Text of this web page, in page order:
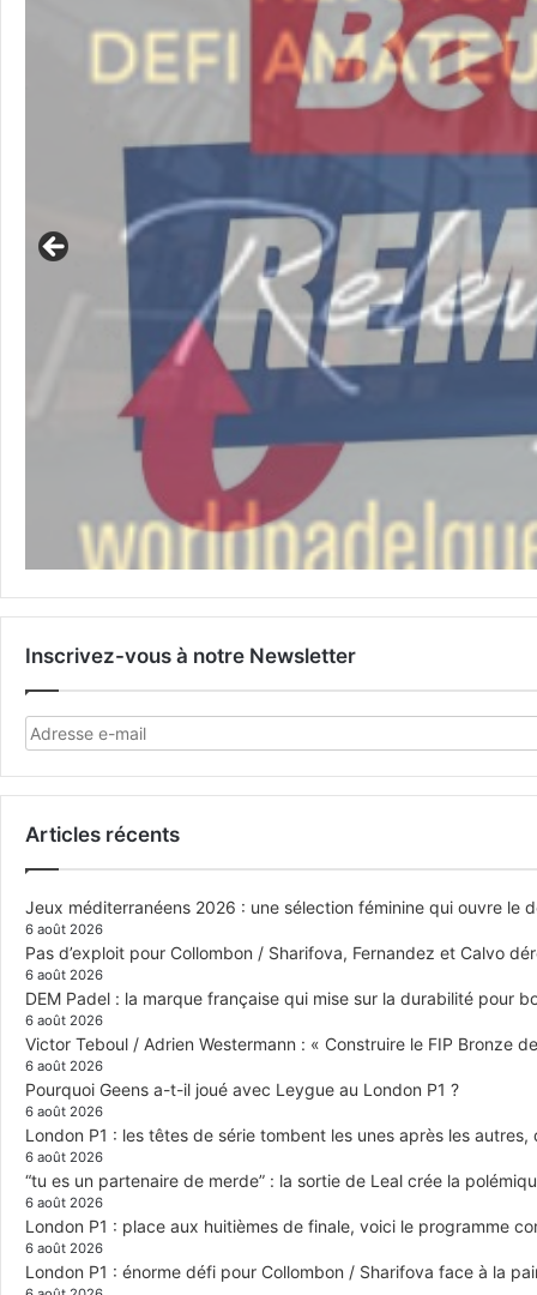
Inscrivez-vous à notre Newsletter
Articles récents
Jeux méditerranéens 2026 : une sélection féminine qui ouvre le
6 août 2026
Pas d’exploit pour Collombon / Sharifova, Fernandez et Calvo
6 août 2026
DEM Padel : la marque française qui mise sur la durabilité pour
6 août 2026
Victor Teboul / Adrien Westermann : « Construire le FIP Bronze
6 août 2026
Pourquoi Geens a-t-il joué avec Leygue au London P1 ?
6 août 2026
London P1 : les têtes de série tombent les unes après les autres,
6 août 2026
“tu es un partenaire de merde” : la sortie de Leal crée la
6 août 2026
London P1 : place aux huitièmes de finale, voici le programme
6 août 2026
London P1 : énorme défi pour Collombon / Sharifova face à la